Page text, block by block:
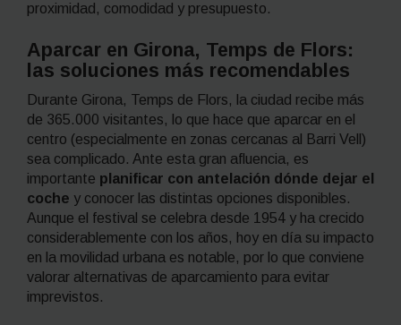
proximidad, comodidad y presupuesto.
Aparcar en Girona, Temps de Flors:
las soluciones más recomendables
Durante Girona, Temps de Flors, la ciudad recibe más
de 365.000 visitantes, lo que hace que aparcar en el
centro (especialmente en zonas cercanas al Barri Vell)
sea complicado. Ante esta gran afluencia, es
importante planificar con antelación dónde dejar el
coche y conocer las distintas opciones disponibles.
Aunque el festival se celebra desde 1954 y ha crecido
considerablemente con los años, hoy en día su impacto
en la movilidad urbana es notable, por lo que conviene
valorar alternativas de aparcamiento para evitar
imprevistos.